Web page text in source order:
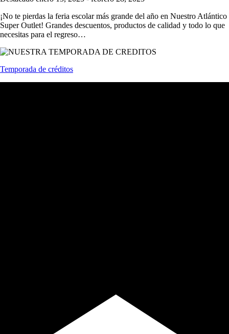
¡No te pierdas la feria escolar más grande del año en Nuestro Atlántico
Super Outlet! Grandes descuentos, productos de calidad y todo lo que
necesitas para el regreso…
Temporada de créditos